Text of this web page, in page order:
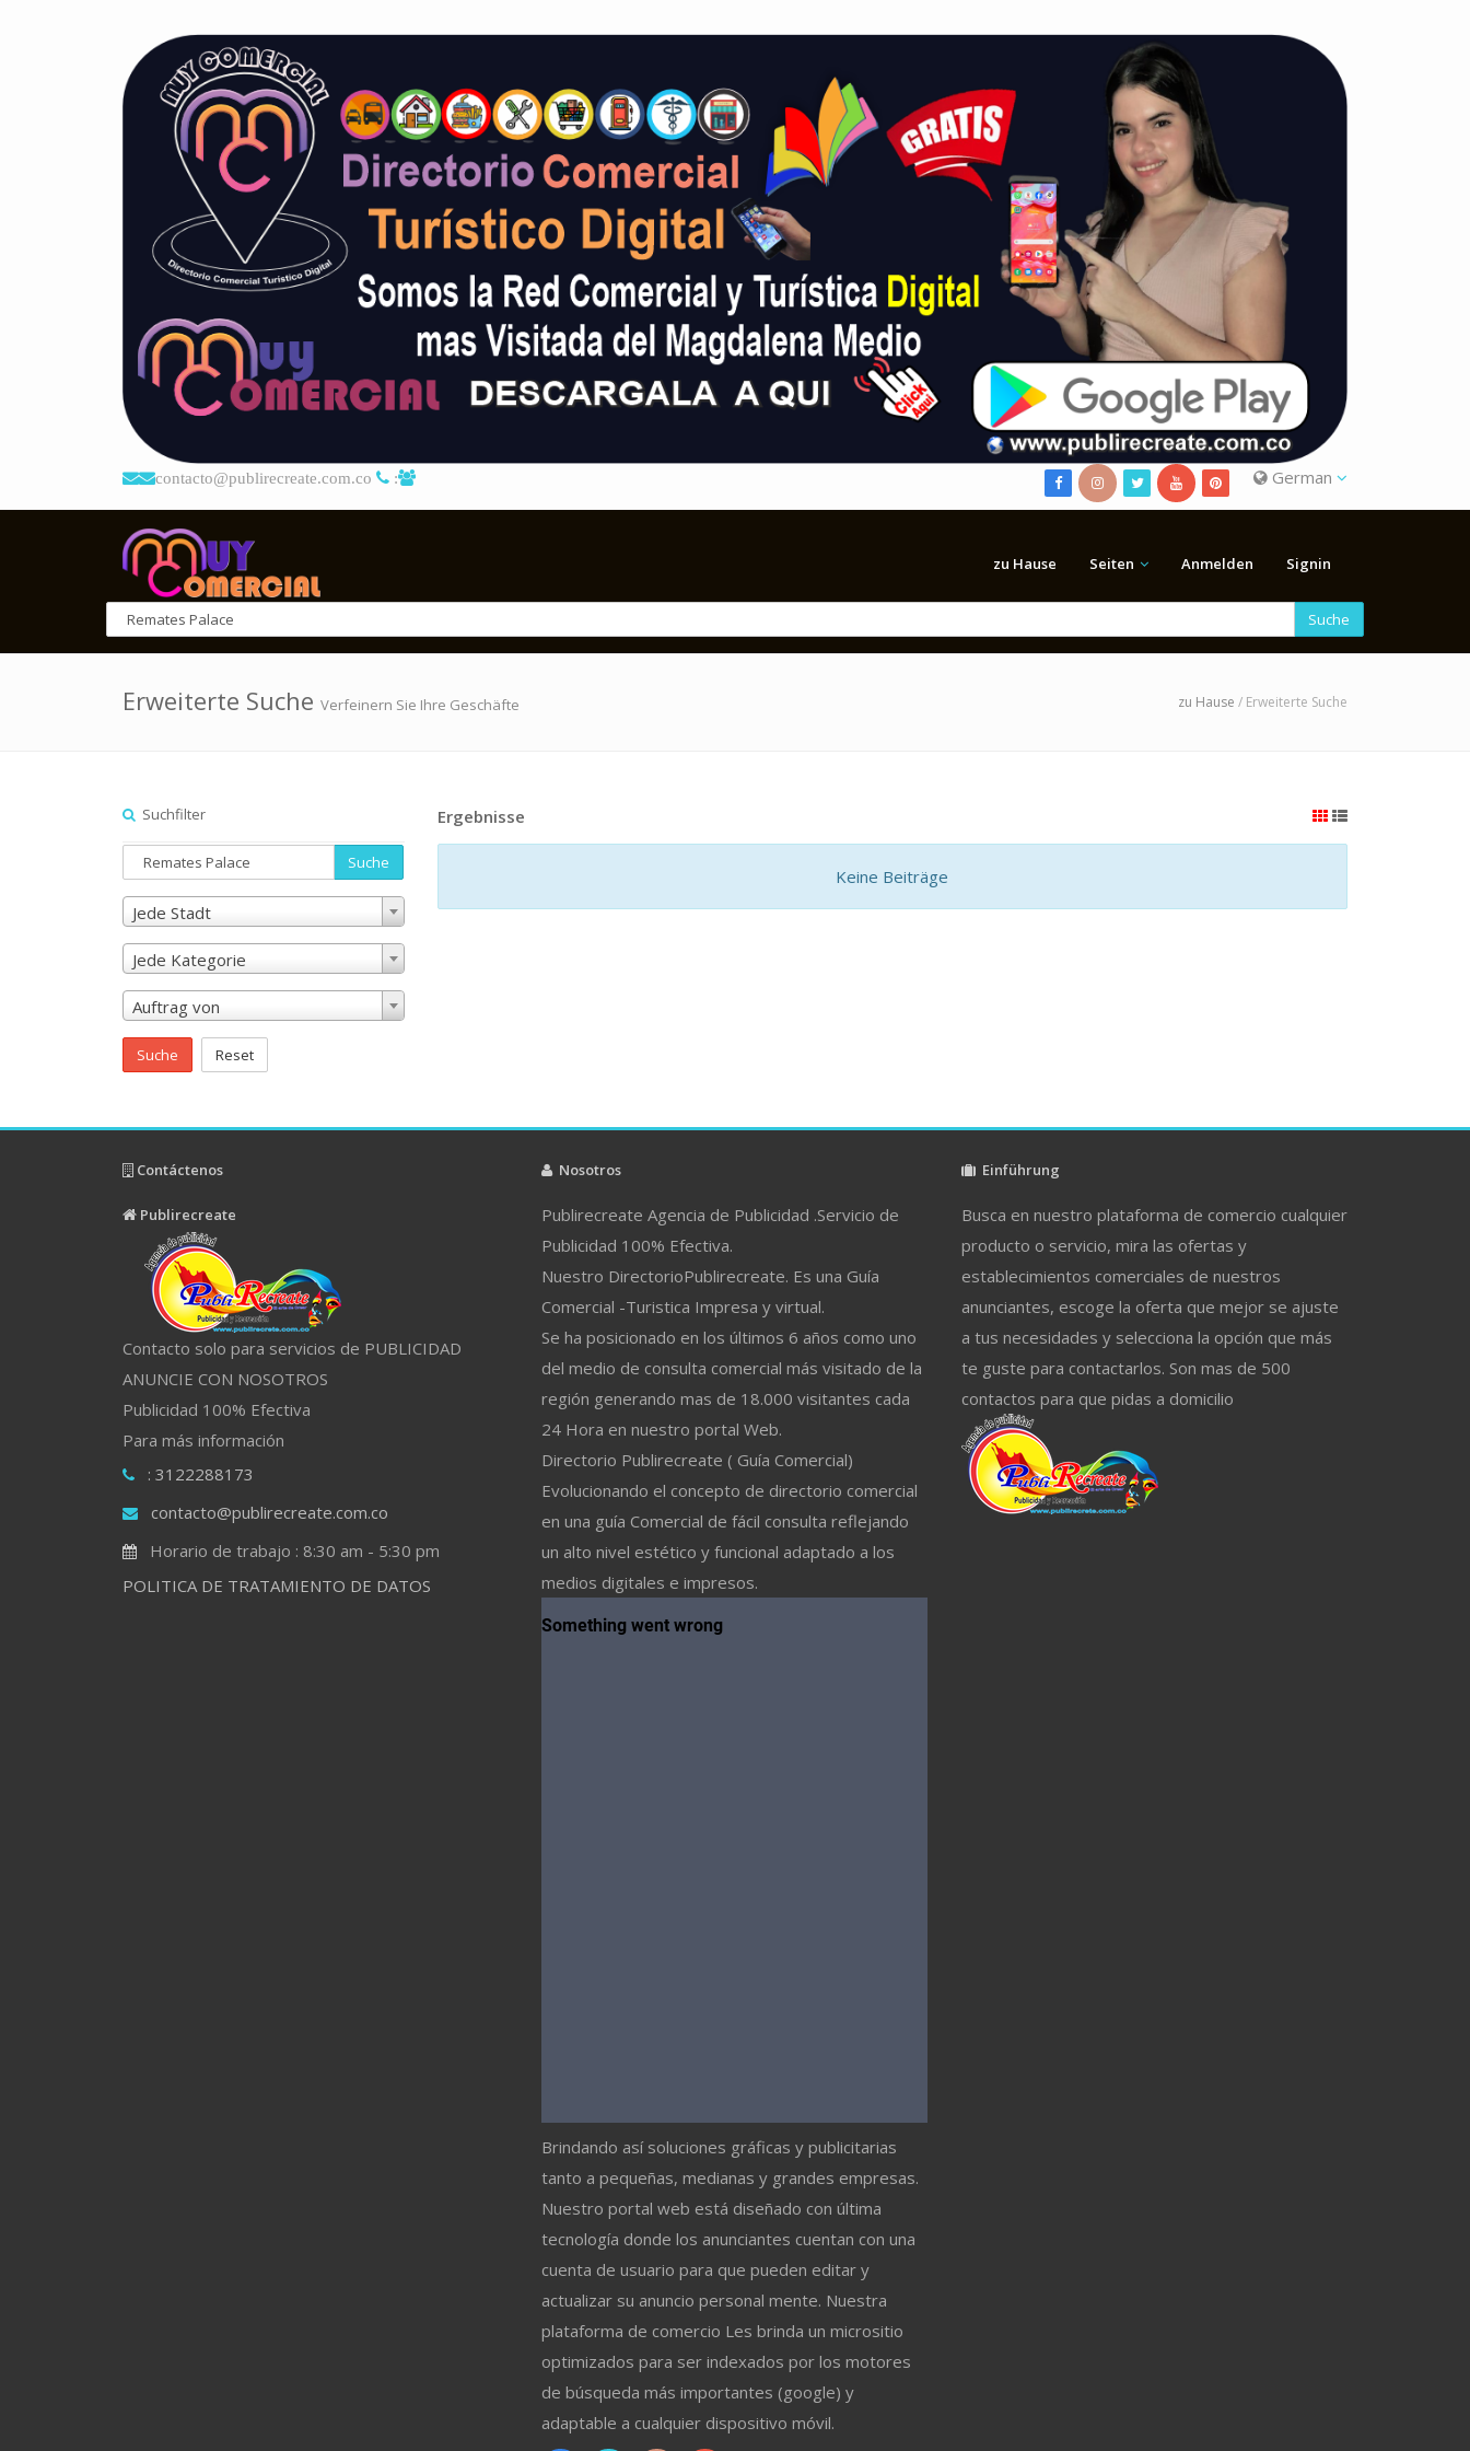
contacto@publirecreate.com.co : German
zu Hause Seiten Anmelden Signin
Suche
Erweiterte Suche Verfeinern Sie Ihre Geschäfte zu Hause / Erweiterte Suche
Suchfilter
Suche
Jede Stadt
Jede Kategorie
Auftrag von
Suche Reset
Ergebnisse
Keine Beiträge
Contáctenos
Publirecreate
Contacto solo para servicios de PUBLICIDAD
ANUNCIE CON NOSOTROS
Publicidad 100% Efectiva
Para más información
: 3122288173
contacto@publirecreate.com.co
Horario de trabajo : 8:30 am - 5:30 pm
POLITICA DE TRATAMIENTO DE DATOS
Nosotros
Publirecreate Agencia de Publicidad .Servicio de
Publicidad 100% Efectiva.
Nuestro DirectorioPublirecreate. Es una Guía
Comercial -Turistica Impresa y virtual.
Se ha posicionado en los últimos 6 años como uno
del medio de consulta comercial más visitado de la
región generando mas de 18.000 visitantes cada
24 Hora en nuestro portal Web.
Directorio Publirecreate ( Guía Comercial)
Evolucionando el concepto de directorio comercial
en una guía Comercial de fácil consulta reflejando
un alto nivel estético y funcional adaptado a los
medios digitales e impresos.
Brindando así soluciones gráficas y publicitarias
tanto a pequeñas, medianas y grandes empresas.
Nuestro portal web está diseñado con última
tecnología donde los anunciantes cuentan con una
cuenta de usuario para que pueden editar y
actualizar su anuncio personal mente. Nuestra
plataforma de comercio Les brinda un micrositio
optimizados para ser indexados por los motores
de búsqueda más importantes (google) y
adaptable a cualquier dispositivo móvil.
Einführung
Busca en nuestro plataforma de comercio cualquier
producto o servicio, mira las ofertas y
establecimientos comerciales de nuestros
anunciantes, escoge la oferta que mejor se ajuste
a tus necesidades y selecciona la opción que más
te guste para contactarlos. Son mas de 500
contactos para que pidas a domicilio